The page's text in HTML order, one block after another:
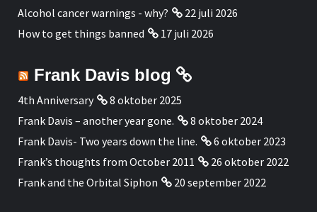
Alcohol cancer warnings - why?
22 juli 2026
How to get things banned
17 juli 2026
Frank Davis blog
4th Anniversary
8 oktober 2025
Frank Davis – another year gone.
8 oktober 2024
Frank Davis- Two years down the line.
6 oktober 2023
Frank’s thoughts from October 2011
26 oktober 2022
Frank and the Orbital Siphon
20 september 2022